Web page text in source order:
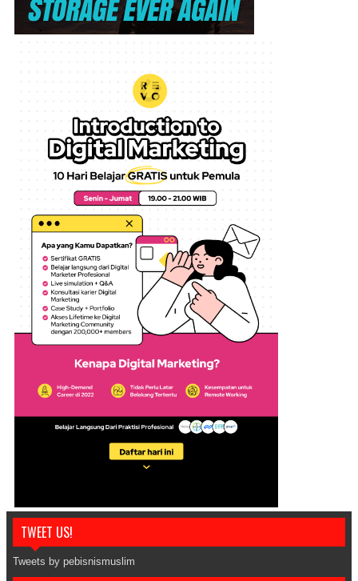
TWEET US!
Tweets by pebisnismuslim